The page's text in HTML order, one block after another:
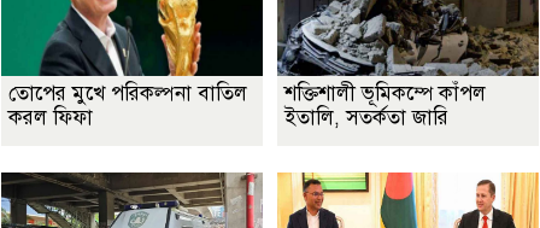
তোপের মুখে পরিকল্পনা বাতিল
করল ফিফা
শক্তিশালী ভূমিকম্পে কাঁপল
ইতালি, সতর্কতা জারি